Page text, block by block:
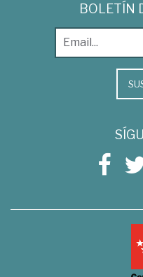
BOLETÍN